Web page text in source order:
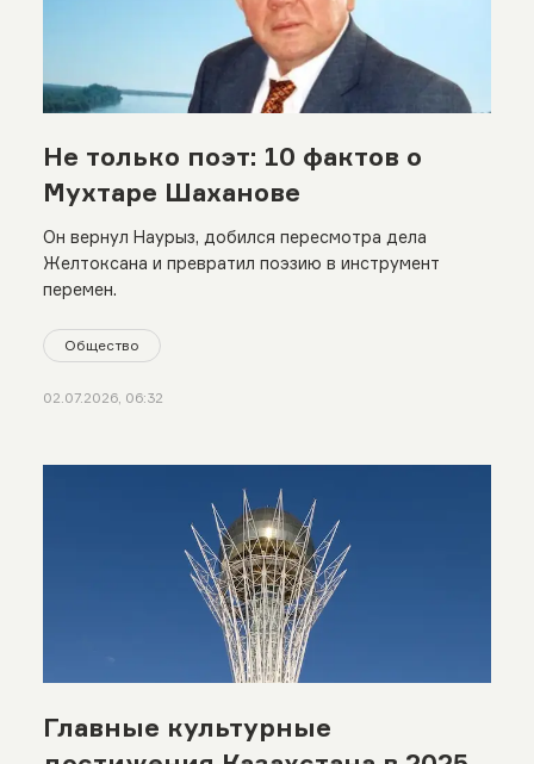
Не только поэт: 10 фактов о
Мухтаре Шаханове
Он вернул Наурыз, добился пересмотра дела
Желтоксана и превратил поэзию в инструмент
перемен.
Общество
02.07.2026, 06:32
Главные культурные